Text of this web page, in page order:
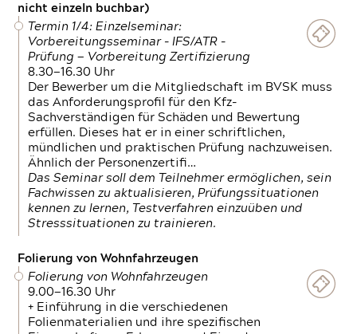
nicht einzeln buchbar)
Termin 1/4: Einzelseminar:
Vorbereitungsseminar - IFS/ATR -
Prüfung — Vorbereitung Zertifizierung
8.30—16.30 Uhr
Der Bewerber um die Mitgliedschaft im BVSK muss
das Anforderungsprofil für den Kfz-
Sachverständigen für Schäden und Bewertung
erfüllen. Dieses hat er in einer schriftlichen,
mündlichen und praktischen Prüfung nachzuweisen.
Ähnlich der Personenzertifi…
Das Seminar soll dem Teilnehmer ermöglichen, sein
Fachwissen zu aktualisieren, Prüfungssituationen
kennen zu lernen, Testverfahren einzuüben und
Stresssituationen zu trainieren.
Folierung von Wohnfahrzeugen
Folierung von Wohnfahrzeugen
9.00—16.30 Uhr
+ Einführung in die verschiedenen
Folienmaterialien und ihre spezifischen